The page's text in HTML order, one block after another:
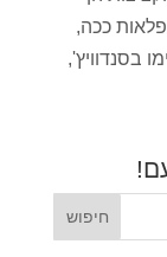
ככה,
בסנדוויץ',